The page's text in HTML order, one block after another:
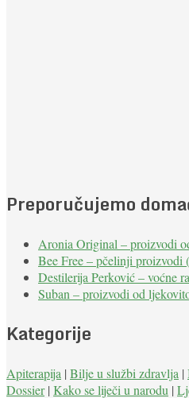
Preporučujemo
Aronia Original – proizvodi
Bee Free – pčelinji
Destilerija Perković – voćne
Suban – proizvodi od
Kategorije
Apiterapija | Bilje u službi zdravlja |
Dossier| Kako se liječi u narodu |